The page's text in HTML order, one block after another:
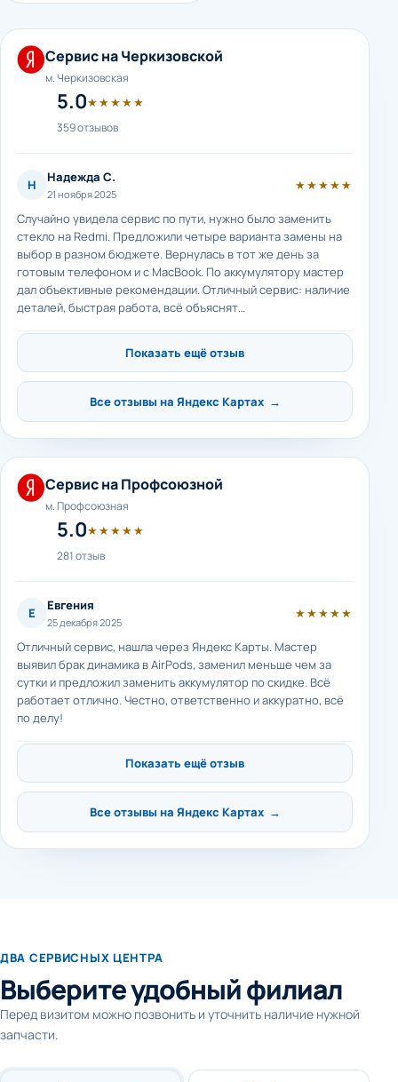
Сервис на Черкизовской
м. Черкизовская
5.0★★★★★
359 отзывов
Н Надежда С.
21 ноября 2025
★★★★★
Случайно увидела сервис по пути, нужно было заменить
стекло на Redmi. Предложили четыре варианта замены на
выбор в разном бюджете. Вернулась в тот же день за
готовым телефоном и с MacBook. По аккумулятору мастер
дал объективные рекомендации. Отличный сервис: наличие
деталей, быстрая работа, всё объяснят…
Показать ещё отзыв
Все отзывы на Яндекс Картах →
Сервис на Профсоюзной
м. Профсоюзная
5.0★★★★★
281 отзыв
Е Евгения
25 декабря 2025
★★★★★
Отличный сервис, нашла через Яндекс Карты. Мастер
выявил брак динамика в AirPods, заменил меньше чем за
сутки и предложил заменить аккумулятор по скидке. Всё
работает отлично. Честно, ответственно и аккуратно, всё
по делу!
Показать ещё отзыв
Все отзывы на Яндекс Картах →
ДВА СЕРВИСНЫХ ЦЕНТРА
Выберите удобный филиал
Перед визитом можно позвонить и уточнить наличие нужной
запчасти.